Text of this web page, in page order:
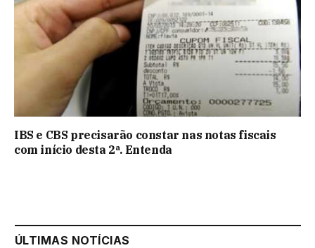
IBS e CBS precisarão constar nas notas fiscais
com início desta 2ª. Entenda
ÚLTIMAS NOTÍCIAS